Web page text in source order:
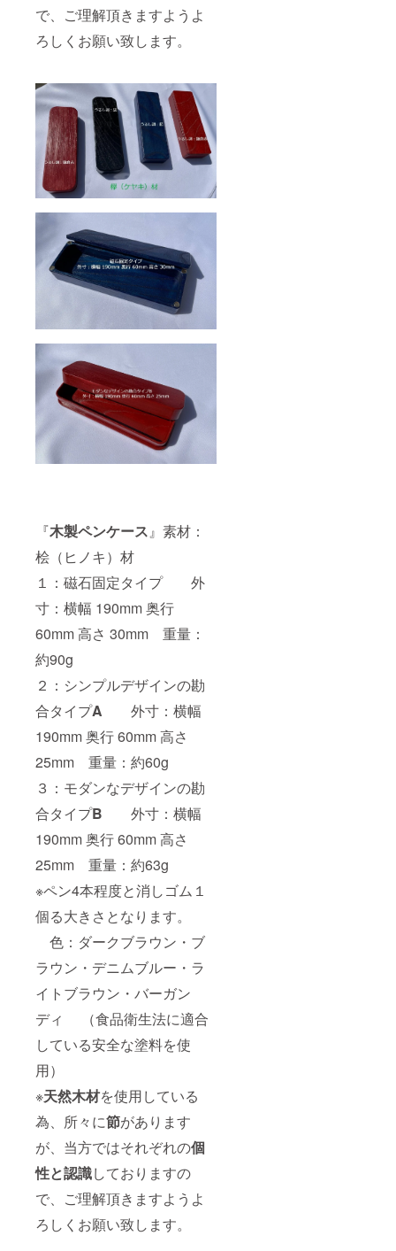
で、ご理解頂きますようよ
ろしくお願い致します。
『木製ペンケース』素材：
桧（ヒノキ）材
１：磁石固定タイプ 外
寸：横幅 190mm 奥行
60mm 高さ 30mm 重量：
約90g
２：シンプルデザインの勘
合タイプA 外寸：横幅
190mm 奥行 60mm 高さ
25mm 重量：約60g
３：モダンなデザインの勘
合タイプB 外寸：横幅
190mm 奥行 60mm 高さ
25mm 重量：約63g
※ペン4本程度と消しゴム１
個る大きさとなります。
色：ダークブラウン・ブ
ラウン・デニムブルー・ラ
イトブラウン・バーガン
ディ （食品衛生法に適合
している安全な塗料を使
用）
※天然木材を使用している
為、所々に節があります
が、当方ではそれぞれの個
性と認識しておりますの
で、ご理解頂きますようよ
ろしくお願い致します。